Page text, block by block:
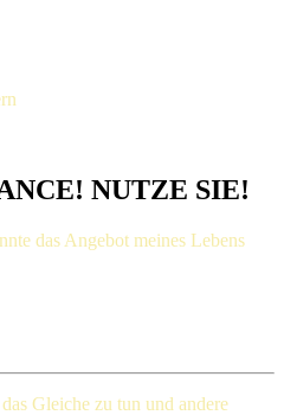
NUTZE SIE!
das Angebot meines Lebens
Gleiche zu tun und andere